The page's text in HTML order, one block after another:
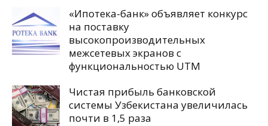
«Ипотека-банк» объявляет конкурс
на поставку
высокопроизводительных
межсетевых экранов с
функциональностью UTM
Чистая прибыль банковской
системы Узбекистана увеличилась
почти в 1,5 раза